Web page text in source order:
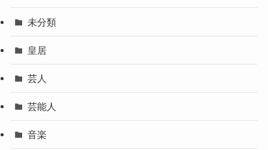
未分類
皇居
芸人
芸能人
音楽